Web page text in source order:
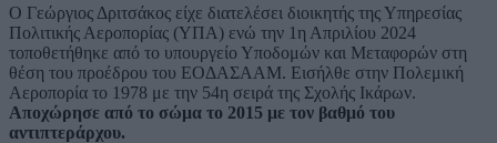
Ο Γεώργιος Δριτσάκος είχε διατελέσει διοικητής της Υπηρεσίας
Πολιτικής Αεροπορίας (ΥΠΑ) ενώ την 1η Απριλίου 2024
τοποθετήθηκε από το υπουργείο Υποδομών και Μεταφορών στη
θέση του προέδρου του ΕΟΔΑΣΑΑΜ. Εισήλθε στην Πολεμική
Αεροπορία το 1978 με την 54η σειρά της Σχολής Ικάρων.
Αποχώρησε από το σώμα το 2015 με τον βαθμό του
αντιπτεράρχου.